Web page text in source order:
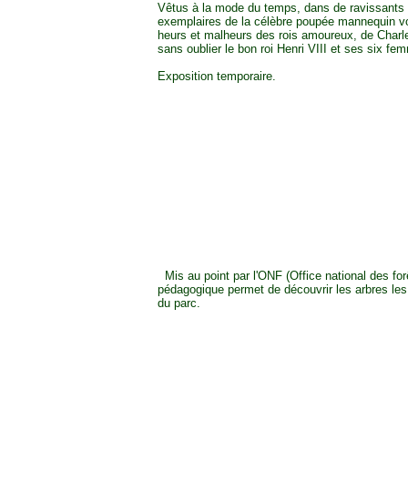
Vêtus à la mode du temps, dans de
exemplaires de la célèbre poupée mannequin
heurs et malheurs des rois amoureux, de
sans oublier le bon roi Henri VIII et ses six
Exposition temporaire.
Mis au point par l'ONF (Office national des
pédagogique permet de découvrir les arbres
du parc.